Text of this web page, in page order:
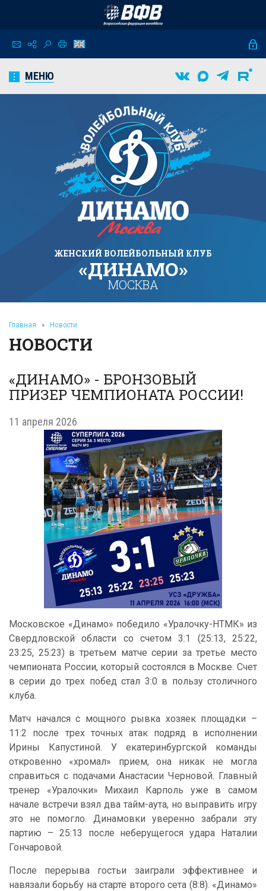
МЕНЮ
ЖЕНСКИЙ ВОЛЕЙБОЛЬНЫЙ КЛУБ
«ДИНАМО»
МОСКВА
Главная » Новости
НОВОСТИ
«ДИНАМО» - БРОНЗОВЫЙ
ПРИЗЕР ЧЕМПИОНАТА РОССИИ!
11 апреля 2026
Московское «Динамо» победило «Уралочку-НТМК» из
Свердловской области со счетом 3:1 (25:13, 25:22,
23:25, 25:23) в третьем матче серии за третье место
чемпионата России, который состоялся в Москве. Счет
в серии до трех побед стал 3:0 в пользу столичного
клуба.
Матч начался с мощного рывка хозяек площадки –
11:2 после трех точных атак подряд в исполнении
Ирины Капустиной. У екатеринбургской команды
откровенно «хромал» прием, она никак не могла
справиться с подачами Анастасии Черновой. Главный
тренер «Уралочки» Михаил Карполь уже в самом
начале встречи взял два тайм-аута, но выправить игру
это не помогло. Динамовки уверенно забрали эту
партию – 25:13 после неберущегося удара Наталии
Гончаровой.
После перерыва гостьи заиграли эффективнее и
навязали борьбу на старте второго сета (8:8). «Динамо»